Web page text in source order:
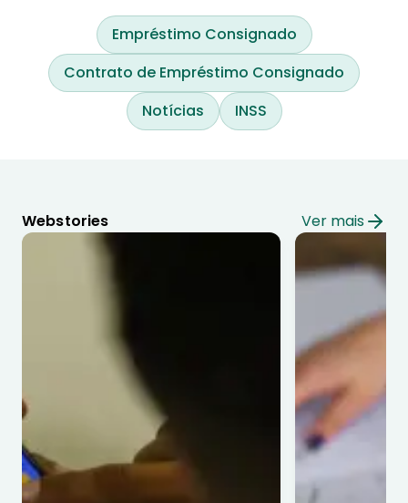
Empréstimo Consignado
Contrato de Empréstimo Consignado
Notícias
INSS
Webstories Ver mais